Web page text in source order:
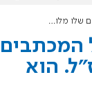
הוא אדם ערכי"
המכתבים
הוא